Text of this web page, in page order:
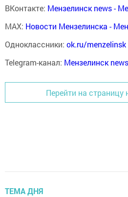
ВКонтакте: Мензелинск news -
MAX: Новости Мензелинска -
Одноклассники: ok.ru/menzelinsk
Telegram-канал: Мензелинск
Перейти на страницу
ТЕМА ДНЯ